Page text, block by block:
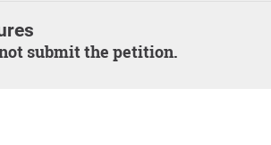
submit the petition.